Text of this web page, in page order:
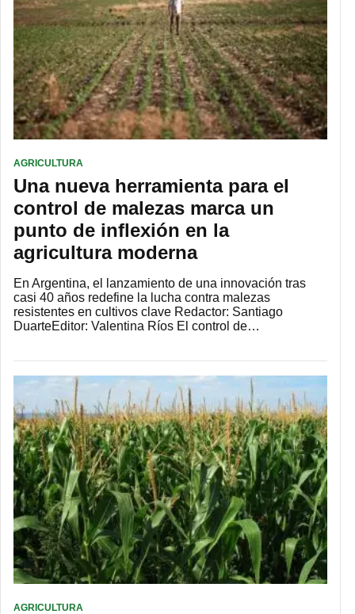
AGRICULTURA
Una nueva herramienta para el
control de malezas marca un
punto de inflexión en la
agricultura moderna
En Argentina, el lanzamiento de una innovación tras
casi 40 años redefine la lucha contra malezas
resistentes en cultivos clave Redactor: Santiago
DuarteEditor: Valentina Ríos El control de…
AGRICULTURA